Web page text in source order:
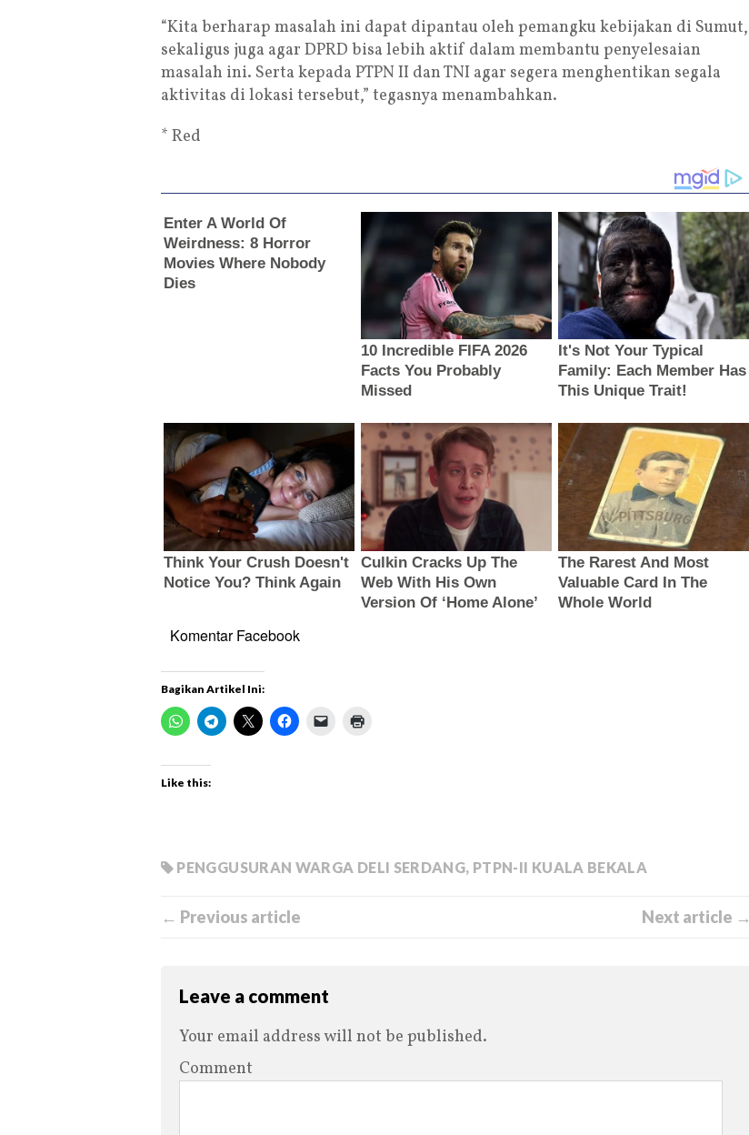
“Kita berharap masalah ini dapat dipantau oleh pemangku kebijakan di Sumut,
sekaligus juga agar DPRD bisa lebih aktif dalam membantu penyelesaian
masalah ini. Serta kepada PTPN II dan TNI agar segera menghentikan segala
aktivitas di lokasi tersebut,” tegasnya menambahkan.
* Red
Komentar Facebook
Bagikan Artikel Ini:
Like this:
PENGGUSURAN WARGA DELI SERDANG, PTPN-II KUALA BEKALA
← Previous article Next article →
Leave a comment
Your email address will not be published.
Comment